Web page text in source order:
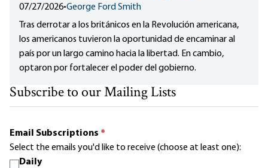
07/27/2026•George Ford Smith
Tras derrotar a los británicos en la Revolución americana,
los americanos tuvieron la oportunidad de encaminar al
país por un largo camino hacia la libertad. En cambio,
optaron por fortalecer el poder del gobierno.
Subscribe to our Mailing Lists
Email Subscriptions *
Select the emails you'd like to receive (choose at least one):
Daily